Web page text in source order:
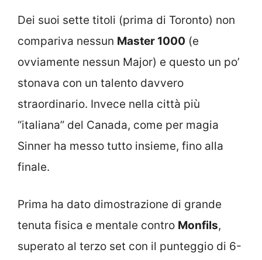
Dei suoi sette titoli (prima di Toronto) non
compariva nessun Master 1000 (e
ovviamente nessun Major) e questo un po’
stonava con un talento davvero
straordinario. Invece nella città più
“italiana” del Canada, come per magia
Sinner ha messo tutto insieme, fino alla
finale.
Prima ha dato dimostrazione di grande
tenuta fisica e mentale contro Monfils,
superato al terzo set con il punteggio di 6-